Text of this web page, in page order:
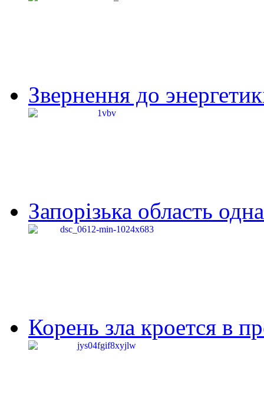
Звернення до
Запорізька область
Корень зла кроется в